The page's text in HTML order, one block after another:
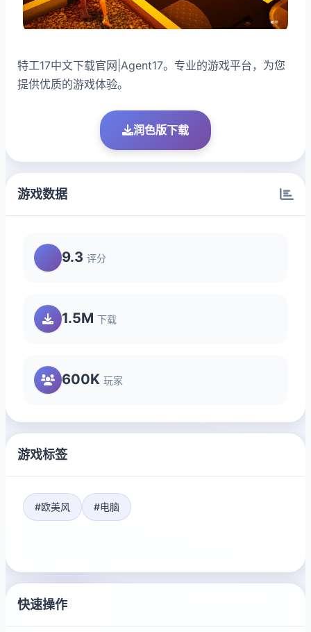
特工17中文下载官网|Agent17。专业的游戏平台，为您
提供优质的游戏体验。
润色版下载
游戏数据
9.3 评分
1.5M 下载
600K 玩家
游戏标签
#欧美风 #电脑
快速操作